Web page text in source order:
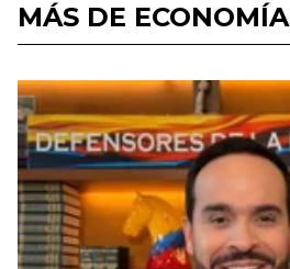
MÁS DE ECONOMÍA